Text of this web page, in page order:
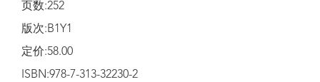
页数:252
版次:B1Y1
定价:58.00
ISBN:978-7-313-32230-2